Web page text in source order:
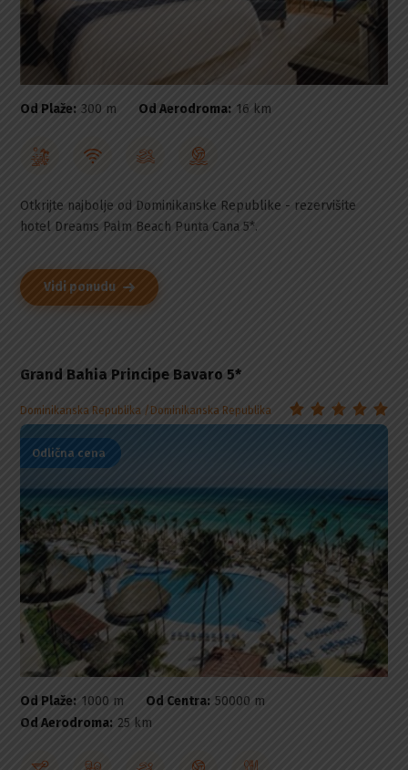
Od Plaže: 300 m Od Aerodroma: 16 km
Otkrijte najbolje od Dominikanske Republike - rezervišite
hotel Dreams Palm Beach Punta Cana 5*.
Vidi ponudu
Grand Bahia Principe Bavaro 5*
Dominikanska Republika Dominikanska Republika
Odlična cena
Od Plaže: 1000 m Od Centra: 50000 m
Od Aerodroma: 25 km